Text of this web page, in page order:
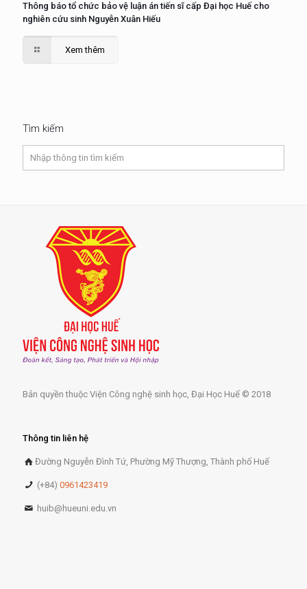
Thông báo tổ chức bảo vệ luận án tiến sĩ cấp Đại học Huế cho
nghiên cứu sinh Nguyễn Xuân Hiếu
Xem thêm
Tìm kiếm
Bản quyền thuộc Viện Công nghệ sinh học, Đại Học Huế © 2018
Thông tin liên hệ
Đường Nguyễn Đình Tứ, Phường Mỹ Thượng, Thành phố Huế
(+84)0961423419
huib@hueuni.edu.vn